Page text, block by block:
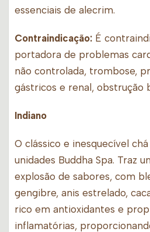
essenciais de alecrim.
Contraindicação: É
portadora de problemas
não controlada, trombose,
gástricos e renal, obstrução
Indiano
O clássico e inesquecível
unidades Buddha Spa. Traz
explosão de sabores, com
gengibre, anis estrelado,
rico em antioxidantes e
inflamatórias,